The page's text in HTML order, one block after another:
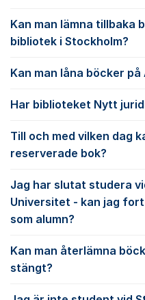
Kan man lämna tillbaka
bibliotek i Stockholm?
Kan man låna böcker
Har biblioteket Nytt
Till och med vilken dag
reserverade bok?
Jag har slutat studera
Universitet - kan jag
som alumn?
Kan man återlämna
stängt?